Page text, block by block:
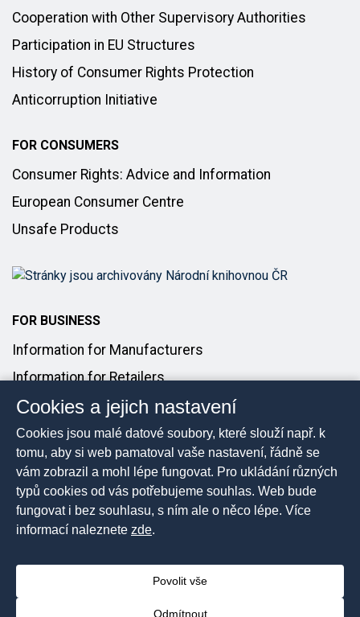
Cooperation with Other Supervisory Authorities
Participation in EU Structures
History of Consumer Rights Protection
Anticorruption Initiative
FOR CONSUMERS
Consumer Rights: Advice and Information
European Consumer Centre
Unsafe Products
FOR BUSINESS
Information for Manufacturers
Information for Retailers
Introducing Products to the Market
FOR MEDIA
Media Contact
Press Releases
reserved
Cookies a jejich nastavení
Cookies jsou malé datové soubory, které slouží např. k
tomu, aby si web pamatoval vaše nastavení, řádně se
vám zobrazil a mohl lépe fungovat. Pro ukládání různých
typů cookies od vás potřebujeme souhlas. Web bude
fungovat i bez souhlasu, s ním ale o něco lépe. Více
informací naleznete zde.
Povolit vše
Odmítnout